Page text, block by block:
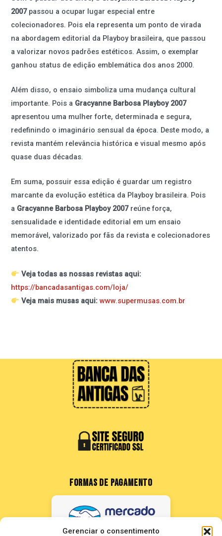
Gerenciar o consentimento
2007passou a ocupar lugar especial entre
colecionadores. Pois ela representa um ponto de virada
na abordagem editorial da Playboy brasileira, que passou
a valorizar novos padrões estéticos. Assim, o exemplar
ganhou status de edição emblemática dos anos 2000.
Além disso, o ensaio simboliza uma mudança cultural
importante. Pois a Gracyanne Barbosa Playboy 2007
apresentou uma mulher forte, determinada e segura,
redefinindo o imaginário sensual da época. Deste modo, a
revista mantém relevância histórica e visual mesmo após
quase duas décadas.
Em suma, possuir essa edição é guardar um registro
marcante da evolução estética da Playboy brasileira. Pois
a Gracyanne Barbosa Playboy 2007reúne força,
sensualidade e identidade editorial em um ensaio
memorável, valorizado por fãs da revista e colecionadores
atentos.
Veja todas as nossas revistas aqui:
https://bancadasantigas.com/loja/
Veja mais musas aqui: www.supermusas.com.br
FORMAS DE PAGAMENTO